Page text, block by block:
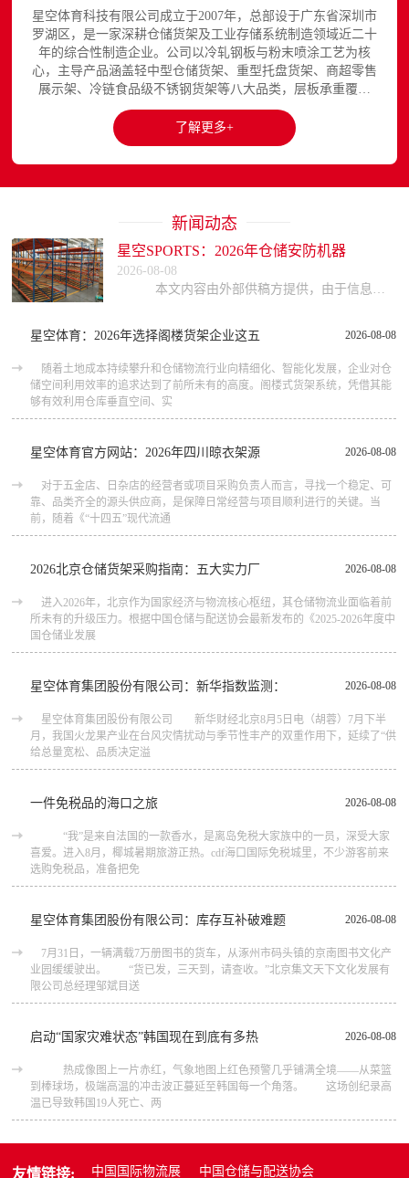
星空体育科技有限公司成立于2007年，总部设于广东省深圳市
罗湖区，是一家深耕仓储货架及工业存储系统制造领域近二十
年的综合性制造企业。公司以冷轧钢板与粉末喷涂工艺为核
心，主导产品涵盖轻中型仓储货架、重型托盘货架、商超零售
展示架、冷链食品级不锈钢货架等八大品类，层板承重覆盖
150至3000kg，产品出口欧美、东南亚、中东等区域市场，已
与国内外超过300家企业建立长期合作关系。星空平台官网提
供完整的产品展示与在线咨询服务...
了解更多+
新闻动态
星空SPORTS：2026年仓储安防机器
2026-08-08
2026-08-08
星空体育：2026年选择阁楼货架企业这五
随着土地成本持续攀升和仓储物流行业向精细化、智能化发展，企业对仓
储空间利用效率的追求达到了前所未有的高度。阁楼式货架系统，凭借其能
够有效利用仓库垂直空间、实
2026-08-08
星空体育官方网站：2026年四川晾衣架源
对于五金店、日杂店的经营者或项目采购负责人而言，寻找一个稳定、可
靠、品类齐全的源头供应商，是保障日常经营与项目顺利进行的关键。当
前，随着《“十四五”现代流通
2026-08-08
2026北京仓储货架采购指南：五大实力厂
进入2026年，北京作为国家经济与物流核心枢纽，其仓储物流业面临着前
所未有的升级压力。根据中国仓储与配送协会最新发布的《2025-2026年度中
国仓储业发展
2026-08-08
星空体育集团股份有限公司：新华指数监测：
星空体育集团股份有限公司 新华财经北京8月5日电（胡蓉）7月下半
月，我国火龙果产业在台风灾情扰动与季节性丰产的双重作用下，延续了“供
给总量宽松、品质决定溢
2026-08-08
一件免税品的海口之旅
“我”是来自法国的一款香水，是离岛免税大家族中的一员，深受大家
喜爱。进入8月，椰城暑期旅游正热。cdf海口国际免税城里，不少游客前来
选购免税品，准备把免
2026-08-08
星空体育集团股份有限公司：库存互补破难题
7月31日，一辆满载7万册图书的货车，从涿州市码头镇的京南图书文化产
业园缓缓驶出。 “货已发，三天到，请查收。”北京集文天下文化发展有
限公司总经理邹斌目送
2026-08-08
启动“国家灾难状态”韩国现在到底有多热
热成像图上一片赤红，气象地图上红色预警几乎铺满全境——从菜篮
到棒球场，极端高温的冲击波正蔓延至韩国每一个角落。 这场创纪录高
温已导致韩国19人死亡、两
友情链接: 中国国际物流展 中国仓储与配送协会